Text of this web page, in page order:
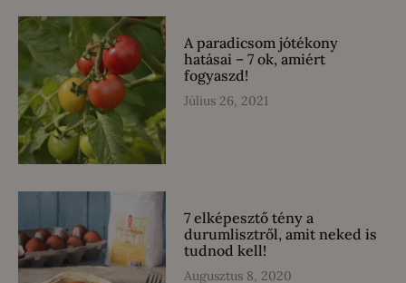
A paradicsom jótékony
hatásai – 7 ok, amiért
fogyaszd!
Július 26, 2021
7 elképesztő tény a
durumlisztről, amit neked is
tudnod kell!
Augusztus 8, 2020